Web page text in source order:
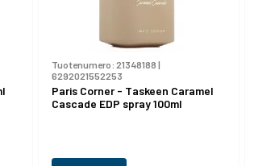
Tuotenumero: 21348188 |
6292021552253
Paris Corner - Taskeen Caramel
Cascade EDP spray 100ml